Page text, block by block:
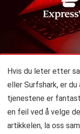
Hvis du leter etter
eller Surfshark, er
tjenestene er
en feil ved å velge
artikkelen, la oss